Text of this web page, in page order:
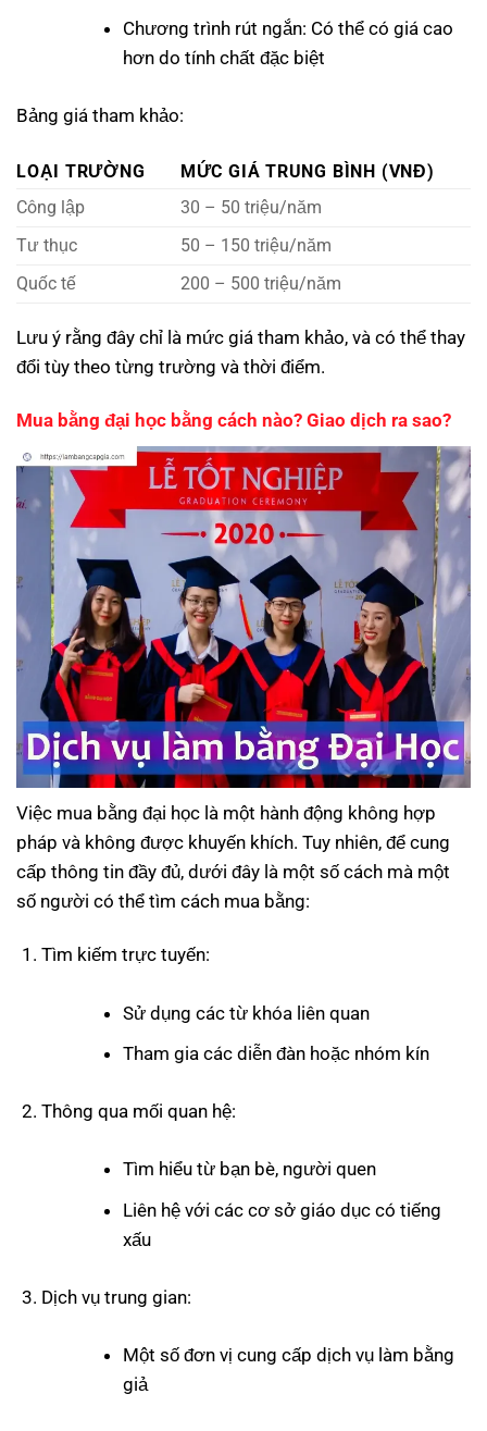
Chương trình rút ngắn: Có thể có giá cao
hơn do tính chất đặc biệt
Bảng giá tham khảo:
LOẠI TRƯỜNG
MỨC GIÁ TRUNG BÌNH (VNĐ)
Công lập
30 – 50 triệu/năm
Tư thục
50 – 150 triệu/năm
Quốc tế
200 – 500 triệu/năm
Lưu ý rằng đây chỉ là mức giá tham khảo, và có thể thay
đổi tùy theo từng trường và thời điểm.
Mua bằng đại học bằng cách nào? Giao dịch ra sao?
Việc mua bằng đại học là một hành động không hợp
pháp và không được khuyến khích. Tuy nhiên, để cung
cấp thông tin đầy đủ, dưới đây là một số cách mà một
số người có thể tìm cách mua bằng:
Tìm kiếm trực tuyến:
Sử dụng các từ khóa liên quan
Tham gia các diễn đàn hoặc nhóm kín
Thông qua mối quan hệ:
Tìm hiểu từ bạn bè, người quen
Liên hệ với các cơ sở giáo dục có tiếng
xấu
Dịch vụ trung gian:
Một số đơn vị cung cấp dịch vụ làm bằng
giả